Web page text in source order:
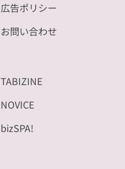
広告ポリシー
お問い合わせ
TABIZINE
NOVICE
bizSPA!